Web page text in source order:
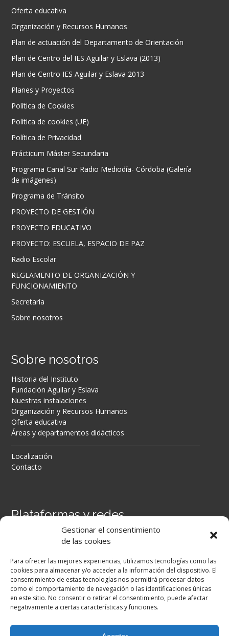
Gestionar el consentimiento
de las cookies
Para ofrecer las mejores experiencias, utilizamos tecnologías como las
cookies para almacenar y/o acceder a la información del dispositivo. El
consentimiento de estas tecnologías nos permitirá procesar datos
como el comportamiento de navegación o las identificaciones únicas
en este sitio. No consentir o retirar el consentimiento, puede afectar
negativamente a ciertas características y funciones.
Oferta educativa
Organización y Recursos Humanos
Plan de actuación del Departamento de Orientación
Plan de Centro del IES Aguilar y Eslava (2013)
Plan de Centro IES Aguilar y Eslava 2013
Planes y Proyectos
Política de Cookies
Política de cookies (UE)
Política de Privacidad
Prácticum Máster Secundaria
Programa Canal Sur Radio Mediodía- Córdoba (Galería
de imágenes)
Programa de Tránsito
PROYECTO DE GESTIÓN
PROYECTO EDUCATIVO
PROYECTO: ESCUELA, ESPACIO DE PAZ
Radio Escolar
REGLAMENTO DE ORGANIZACIÓN Y
FUNCIONAMIENTO
Secretaría
Sobre nosotros
Sobre nosotros
Historia del Instituto
Fundación Aguilar y Eslava
Nuestras instalaciones
Organización y Recursos Humanos
Oferta educativa
Áreas y departamentos didácticos
Localización
Contacto
Plataformas y redes
Secretaría Virtual
Facebook